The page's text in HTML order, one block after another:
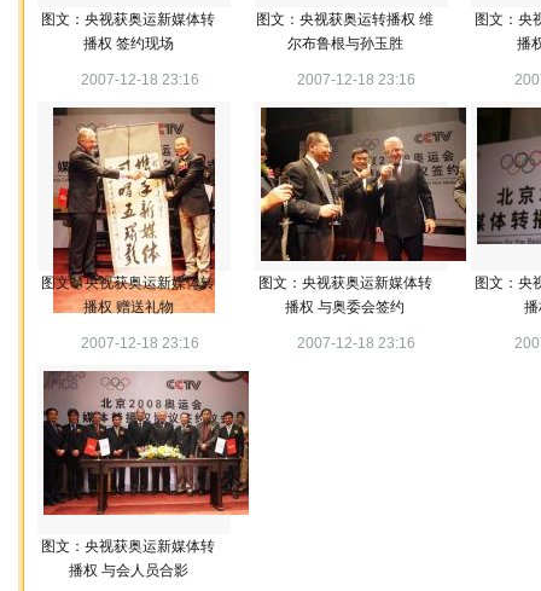
图文：央视获奥运新媒体转
播权 签约现场
2007-12-18 23:16
图文：央视获奥运转播权 维
尔布鲁根与孙玉胜
2007-12-18 23:16
图文：央
播
图文：央视获奥运新媒体转
播权 赠送礼物
2007-12-18 23:16
图文：央视获奥运新媒体转
播权 与奥委会签约
2007-12-18 23:16
图文：央
播
图文：央视获奥运新媒体转
播权 与会人员合影